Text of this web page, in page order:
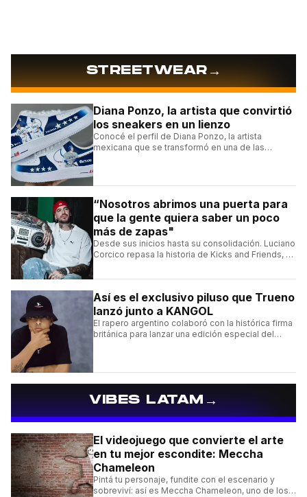
STREETWEAR→
Diana Ponzo, la artista que convirtió
los sneakers en un lienzo
Conocé el perfil de Diana Ponzo, la artista
mexicana que se transformó en una de las
“Nosotros abrimos una puerta para
que la gente quiera saber un poco
más de zapas"
Desde sus inicios hasta su consolidación. Luciano
Corcico repasa la historia de Kicks and Friends, el
Así es el exclusivo piluso que Trueno
lanzó junto a KANGOL
El rapero argentino colaboró con la histórica firma
británica para lanzar una edición especial del
VIBES LATAM →
El videojuego que convierte el arte
en tu mejor escondite: Meccha
Chameleon
Pintá tu personaje, fundite con el escenario y
sobreviví: así es Meccha Chameleon, uno de los